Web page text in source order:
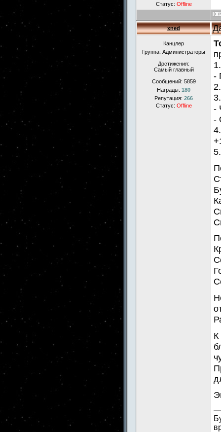
Статус: Offline
xned
Канцлер
Группа: Администраторы
Достижения:
Самый главный
Сообщений: 5859
Награды: 180
Репутация: 266
Статус: Offline
-
-
-
К